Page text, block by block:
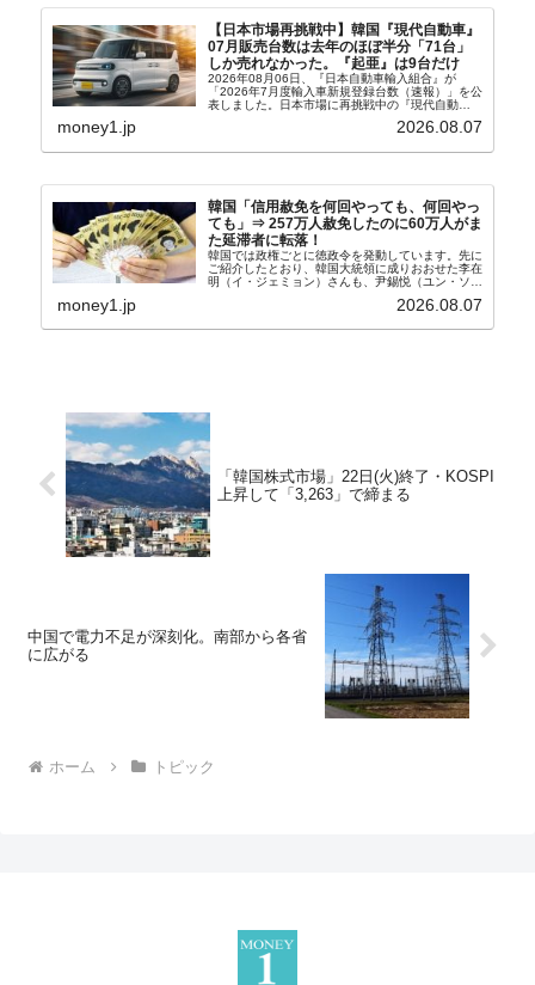
【日本市場再挑戦中】韓国『現代自動車』
07月販売台数は去年のほぼ半分「71台」
しか売れなかった。『起亜』は9台だけ
2026年08月06日、『日本自動車輸入組合』が
「2026年7月度輸入車新規登録台数（速報）」を公
表しました。日本市場に再挑戦中の『現代自動
台数はこの中に捉えられているはずです。先月から
money1.jp 2026.08.07
韓国「信用赦免を何回やっても、何回やっ
ても」⇒ 257万人赦免したのに60万人がま
た延滞者に転落！
韓国では政権ごとに徳政令を発動しています。先に
ご紹介したとおり、韓国大統領に成りおおせた李在
明（イ・ジェミョン）さんも、尹錫悦（ユン・ソギ
バンクにして不良債権の買い取りを行い、分割償還
money1.jp 2026.08.07
「韓国株式市場」22日(火)終了・KOSPI
上昇して「3,263」で締まる
中国で電力不足が深刻化。南部から各省
に広がる
ホーム トピック